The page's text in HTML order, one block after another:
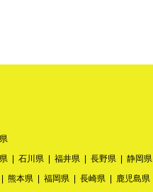
石川県 福井県 長野県
静岡県
熊本県 福岡県 長崎県 鹿児島県